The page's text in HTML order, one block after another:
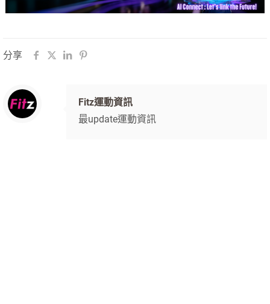
分享
Fitz運動資訊
最update運動資訊